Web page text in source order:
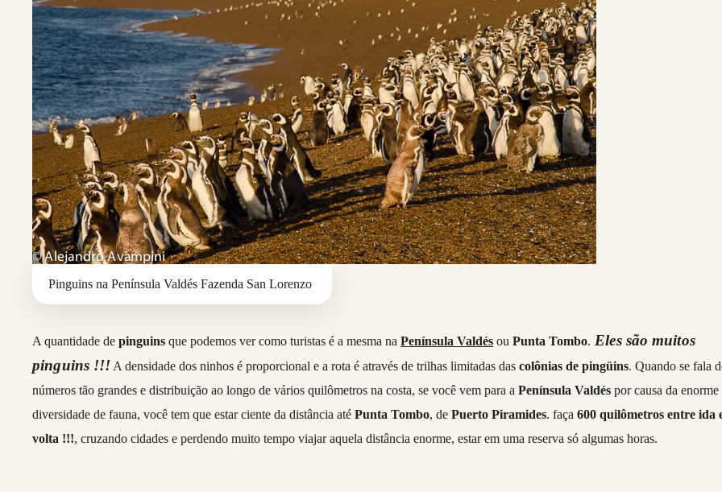
Pinguins na Península Valdés Fazenda San Lorenzo
A quantidade depinguins que podemos ver como turistas é a mesma naPenínsula Valdés ouPunta Tombo. Eles são muitos
pinguins !!! A densidade dos ninhos é proporcional e a rota é através de trilhas limitadas dascolônias de pingüins. Quando se fala
números tão grandes e distribuição ao longo de vários quilômetros na costa, se você vem para aPenínsula Valdés por causa da enorme
diversidade de fauna, você tem que estar ciente da distância atéPunta Tombo, dePuerto Piramides. faça600 quilômetros entre ida
volta !!!, cruzando cidades e perdendo muito tempo viajar aquela distância enorme, estar em uma reserva só algumas horas.